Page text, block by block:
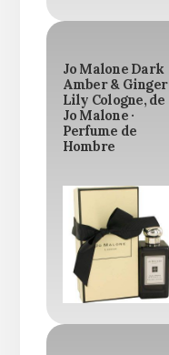
Jo Malone Dark
Amber & Ginger
Lily Cologne, de
Jo Malone ·
Perfume de
Hombre